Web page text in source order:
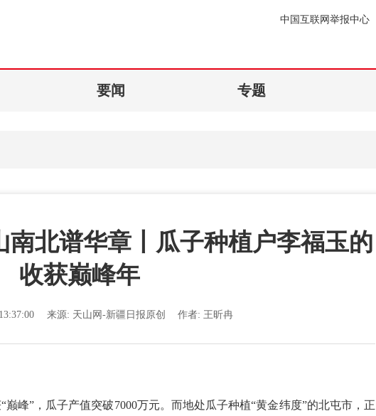
中国互联网举报中心
要闻 专题
南北谱华章丨瓜子种植户李福玉的
收获巅峰年
来源: 天山网-新疆日报原创 作者: 王昕冉
”，瓜子产值突破7000万元。而地处瓜子种植“黄金纬度”的北屯市，正